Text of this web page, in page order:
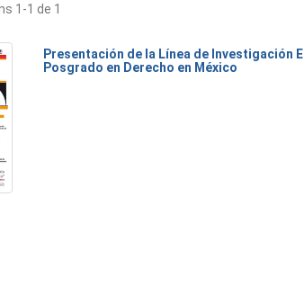
1-1 de 1
Presentación de la Línea de Investigación El
Posgrado en Derecho en México